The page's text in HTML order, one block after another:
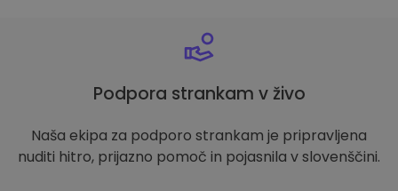
Podpora strankam v živo
Naša ekipa za podporo strankam je pripravljena
nuditi hitro, prijazno pomoč in pojasnila v slovenščini.